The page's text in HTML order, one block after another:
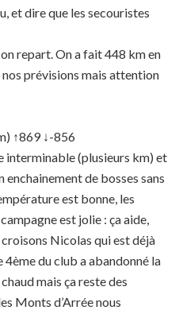
et dire que les secouristes
repart. On a fait 448 km en
prévisions mais attention
↑869 ↓-856
interminable (plusieurs km) et
de bosses sans
est bonne, les
est jolie : ça aide,
Nicolas qui est déjà
du club a abandonné la
mais ça reste des
Monts d’Arrée nous